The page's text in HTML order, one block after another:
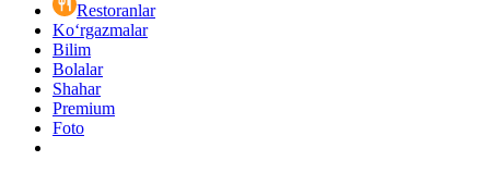
Restoranlar
Ko‘rgazmalar
Bilim
Bolalar
Shahar
Premium
Foto